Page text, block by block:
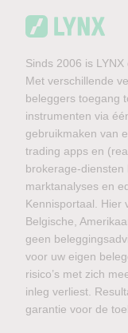
Sinds 2006 is
Met verschillende
beleggers toegang
instrumenten via
gebruikmaken van
trading apps en
brokerage-diensten
marktanalyses en
Kennisportaal. Hier
Belgische,
geen
voor uw eigen
risico’s met zich
inleg verliest.
garantie voor de